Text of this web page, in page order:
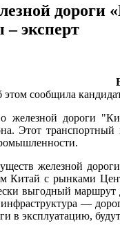
эксперт
этом сообщила
железной дороги
Этот
железной дороги
с рынками
выгодный маршрут
—
в эксплуатацию,